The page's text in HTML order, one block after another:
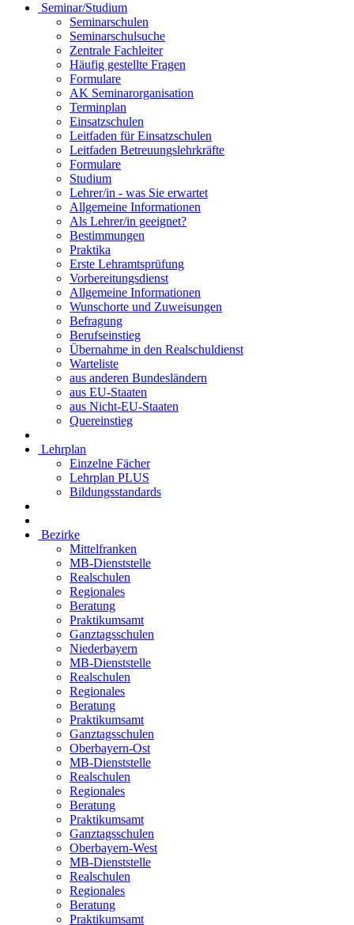
Seminar/Studium
Seminarschulen
Seminarschulsuche
Zentrale Fachleiter
Häufig gestellte Fragen
Formulare
AK Seminarorganisation
Terminplan
Einsatzschulen
Leitfaden für Einsatzschulen
Leitfaden Betreuungslehrkräfte
Formulare
Studium
Lehrer/in - was Sie erwartet
Allgemeine Informationen
Als Lehrer/in geeignet?
Bestimmungen
Praktika
Erste Lehramtsprüfung
Vorbereitungsdienst
Allgemeine Informationen
Wunschorte und Zuweisungen
Befragung
Berufseinstieg
Übernahme in den Realschuldienst
Warteliste
aus anderen Bundesländern
aus EU-Staaten
aus Nicht-EU-Staaten
Quereinstieg
Lehrplan
Einzelne Fächer
Lehrplan PLUS
Bildungsstandards
Bezirke
Mittelfranken
MB-Dienststelle
Realschulen
Regionales
Beratung
Praktikumsamt
Ganztagsschulen
Niederbayern
MB-Dienststelle
Realschulen
Regionales
Beratung
Praktikumsamt
Ganztagsschulen
Oberbayern-Ost
MB-Dienststelle
Realschulen
Regionales
Beratung
Praktikumsamt
Ganztagsschulen
Oberbayern-West
MB-Dienststelle
Realschulen
Regionales
Beratung
Praktikumsamt